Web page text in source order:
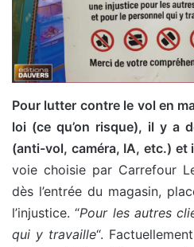
Pour lutter contre le vol en
loi (ce qu’on risque), il y a
(anti-vol, caméra, IA, etc.) et
voie choisie par Carrefour
dès l’entrée du magasin,
l’injustice. “Pour les autres
qui y travaille“.